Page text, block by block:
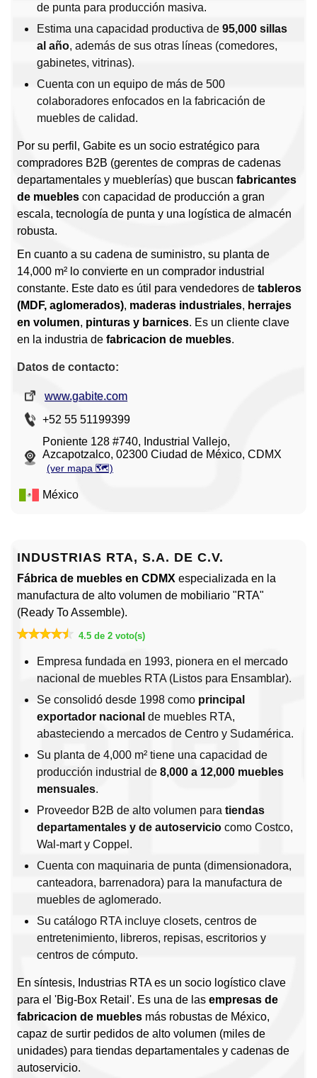
de punta para producción masiva.
Estima una capacidad productiva de 95,000 sillas
al año, además de sus otras líneas (comedores,
gabinetes, vitrinas).
Cuenta con un equipo de más de 500
colaboradores enfocados en la fabricación de
muebles de calidad.
Por su perfil, Gabite es un socio estratégico para
compradores B2B (gerentes de compras de cadenas
departamentales y mueblerías) que buscan fabricantes
de muebles con capacidad de producción a gran
escala, tecnología de punta y una logística de almacén
robusta.
En cuanto a su cadena de suministro, su planta de
14,000 m² lo convierte en un comprador industrial
constante. Este dato es útil para vendedores de tableros
(MDF, aglomerados), maderas industriales, herrajes
en volumen, pinturas y barnices. Es un cliente clave
en la industria de fabricacion de muebles.
Datos de contacto:
www.gabite.com
+52 55 51199399
Poniente 128 #740, Industrial Vallejo,
Azcapotzalco, 02300 Ciudad de México, CDMX
(ver mapa 🗺️)
México
INDUSTRIAS RTA, S.A. DE C.V.
Fábrica de muebles en CDMX especializada en la
manufactura de alto volumen de mobiliario "RTA"
(Ready To Assemble).
4.5 de 2 voto(s)
Empresa fundada en 1993, pionera en el mercado
nacional de muebles RTA (Listos para Ensamblar).
Se consolidó desde 1998 como principal
exportador nacional de muebles RTA,
abasteciendo a mercados de Centro y Sudamérica.
Su planta de 4,000 m² tiene una capacidad de
producción industrial de 8,000 a 12,000 muebles
mensuales.
Proveedor B2B de alto volumen para tiendas
departamentales y de autoservicio como Costco,
Wal-mart y Coppel.
Cuenta con maquinaria de punta (dimensionadora,
canteadora, barrenadora) para la manufactura de
muebles de aglomerado.
Su catálogo RTA incluye closets, centros de
entretenimiento, libreros, repisas, escritorios y
centros de cómputo.
En síntesis, Industrias RTA es un socio logístico clave
para el 'Big-Box Retail'. Es una de las empresas de
fabricacion de muebles más robustas de México,
capaz de surtir pedidos de alto volumen (miles de
unidades) para tiendas departamentales y cadenas de
autoservicio.